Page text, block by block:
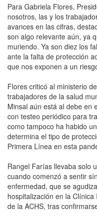
Para Gabriela Flores,
nosotros, las y los
avances en las cifras,
son algo relevante aún, ya
muriendo. Ya son diez los
ante la falta de protección
que nos exponen a un
Flores criticó al ministerio
trabajadores de la salud
Minsal aún está al debe en
con testeo periódico para
como tampoco ha habido
determina el tipo de
Primera Línea en esta
Rangel Farías llevaba solo
cuando comenzó a sentir
enfermedad, que se
hospitalización en la
de la ACHS, tras